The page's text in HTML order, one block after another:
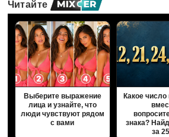
Читайте
Выберите выражение
лица и узнайте, что
люди чувствуют рядом
с вами
Какое число
знака?
за